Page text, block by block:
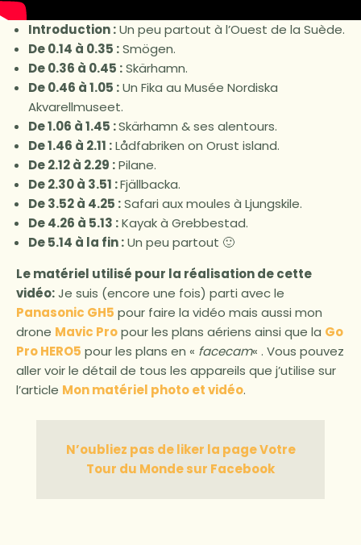
Introduction :Un peu partout à l’Ouest de la Suède.
De 0.14 à 0.35 :Smögen.
De 0.36 à 0.45 :Skärhamn.
De 0.46 à 1.05 :Un Fika au Musée Nordiska
Akvarellmuseet.
De 1.06 à 1.45 :Skärhamn & ses alentours.
De 1.46 à 2.11 :Lådfabriken on Orust island.
De 2.12 à 2.29 :Pilane.
De 2.30 à 3.51 :Fjällbacka.
De 3.52 à 4.25 :Safari aux moules à Ljungskile.
De 4.26 à 5.13 :Kayak à Grebbestad.
De 5.14 à la fin :Un peu partout 🙂
Le matériel utilisé pour la réalisation de cette
vidéo:Je suis (encore une fois) parti avec le
Panasonic GH5 pour faire la vidéo mais aussi mon
drone Mavic Propour les plans aériens ainsi que la Go
Pro HERO5 pour les plans en « facecam« . Vous pouvez
aller voir le détail de tous les appareils que j’utilise sur
l’article Mon matériel photo et vidéo.
N’oubliez pas de liker la page Votre
Tour du Monde sur Facebook